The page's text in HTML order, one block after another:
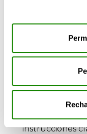
El aula es el
puede convertirse
Aunque a lo largo
podemos pensar
día a día:
Rincón del
reciclaje con
instrucciones